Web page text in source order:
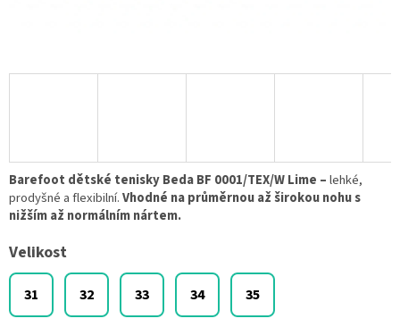
Velikost
31 32 33 34 35
Barefoot dětské tenisky Beda BF 0001/TEX/W Lime –lehké,
prodyšné a flexibilní.Vhodné na průměrnou až širokou nohu s
nižším až normálním nártem.